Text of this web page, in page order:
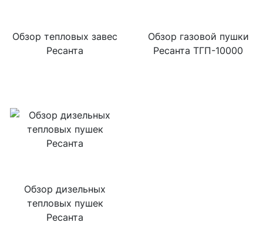
Обзор тепловых завес
Ресанта
Обзор газовой пушки
Ресанта ТГП-10000
Обзор дизельных
тепловых пушек
Ресанта